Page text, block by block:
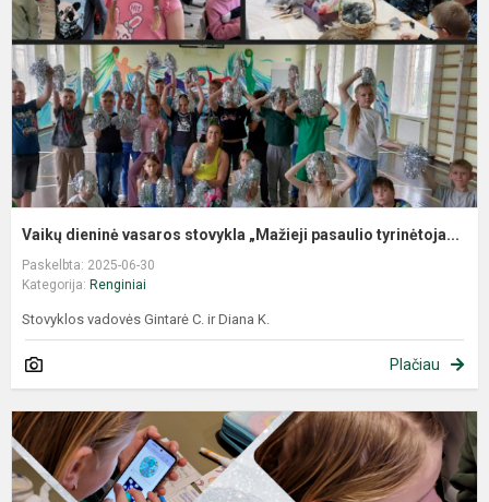
Vaikų dieninė vasaros stovykla „Mažieji pasaulio tyrinėtoja...
Paskelbta: 2025-06-30
Kategorija: Renginiai
Stovyklos vadovės Gintarė C. ir Diana K.
Plačiau